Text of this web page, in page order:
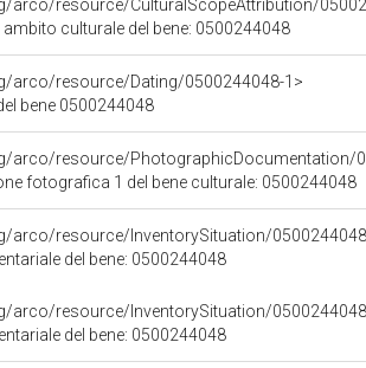
arco/resource/CulturalScopeAttribution/
culturale del bene: 0500244048
arco/resource/Dating/0500244048-1>
bene 0500244048
arco/resource/PhotographicDocumentation/
fotografica 1 del bene culturale: 0500244048
arco/resource/InventorySituation/
del bene: 0500244048
arco/resource/InventorySituation/
del bene: 0500244048